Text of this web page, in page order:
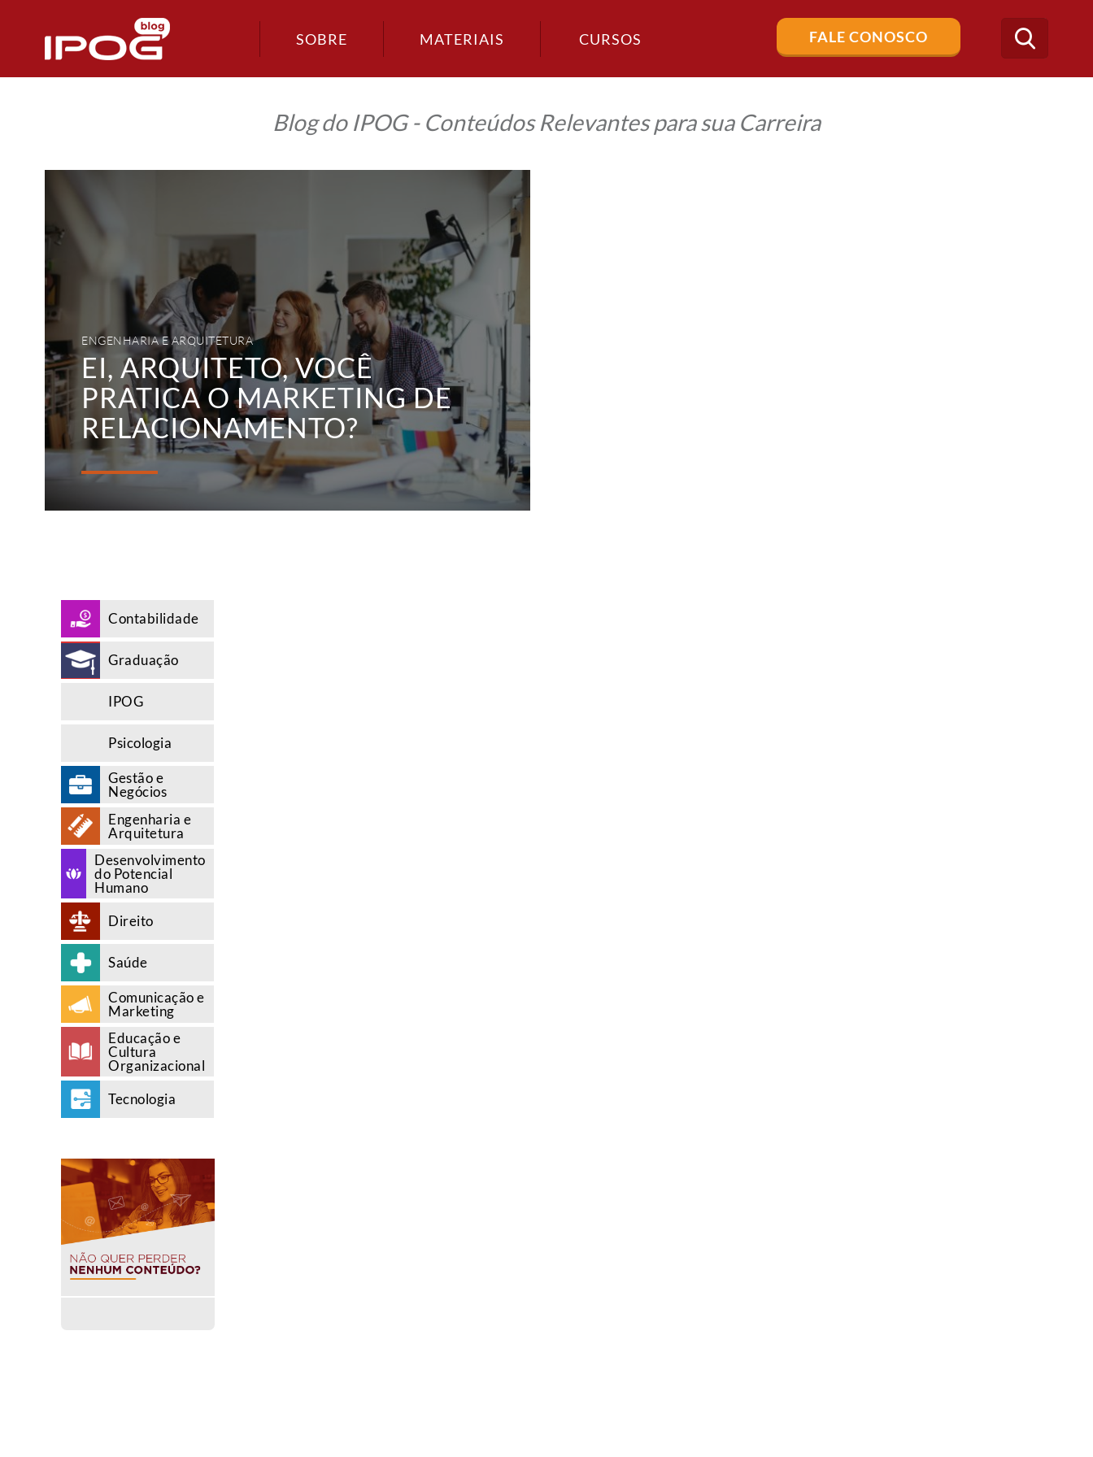
SOBRE MATERIAIS CURSOS FALE CONOSCO
Buscar
no
blog
Blog do IPOG - Conteúdos Relevantes para sua Carreira
Ei,
Marketing
Relacionamento?
ENGENHARIA E ARQUITETURA
EI, ARQUITETO, VOCÊ
PRATICA O MARKETING DE
RELACIONAMENTO?
Contabilidade
Graduação
IPOG
Psicologia
Gestão e
Negócios
Engenharia e
Arquitetura
Desenvolvimento
do Potencial
Humano
Direito
Saúde
Comunicação e
Marketing
Educação e
Cultura
Organizacional
Tecnologia